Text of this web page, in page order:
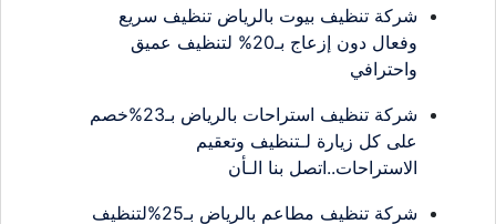
شركة تنظيف بيوت بالرياض تنظيف سريع
وفعال دون إزعاج بـ20% لتنظيف عميق
واحترافي
شركة تنظيف استراحات بالرياض بـ23%خصم
على كل زيارة لـتنظيف وتعقيم
الاستراحات..اتصل بنا الـأن
شركة تنظيف مطاعم بالرياض بـ25%لتنظيف